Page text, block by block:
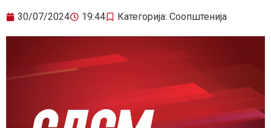
30/07/2024 19:44 Категорија: Соопштенија